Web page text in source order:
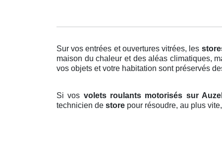
Sur vos entrées et ouvertures vitrées, les
maison du chaleur et des aléas climatiques,
vos objets et votre habitation sont préservés
Si vos volets roulants motorisés sur
technicien de store pour résoudre, au plus